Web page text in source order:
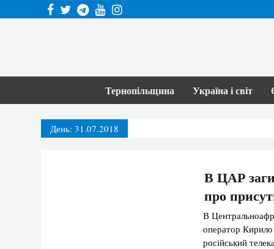
Тернопільщина Україна і світ
День: 31.07.2018
В ЦАР
про
В
оператор
російський